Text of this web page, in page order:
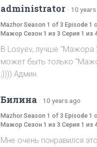
administrator · 10
Mazhor Season 1 of 3 Episode 1
Мажор Сезон 1 из 3 Серия 1 из
B Losyev, лучше "Мажора
может быть только
;)))) Админ.
Билина · 10 years ago
Mazhor Season 1 of 3 Episode 1
Мажор Сезон 1 из 3 Серия 1 из
Мне очень понравился